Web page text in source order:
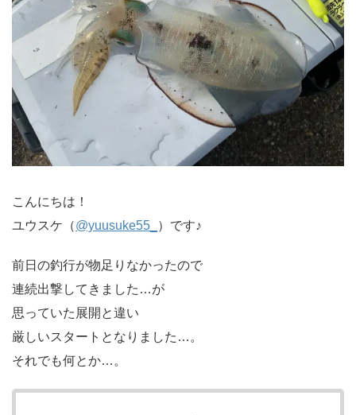
こんにちは！
ユウスケ（@yuusuke55_ ）です♪
前日の釣行が物足りなかったので
連続出撃してきました…が
思っていた展開と違い
厳しいスタートとなりました…。
それでも何とか…。